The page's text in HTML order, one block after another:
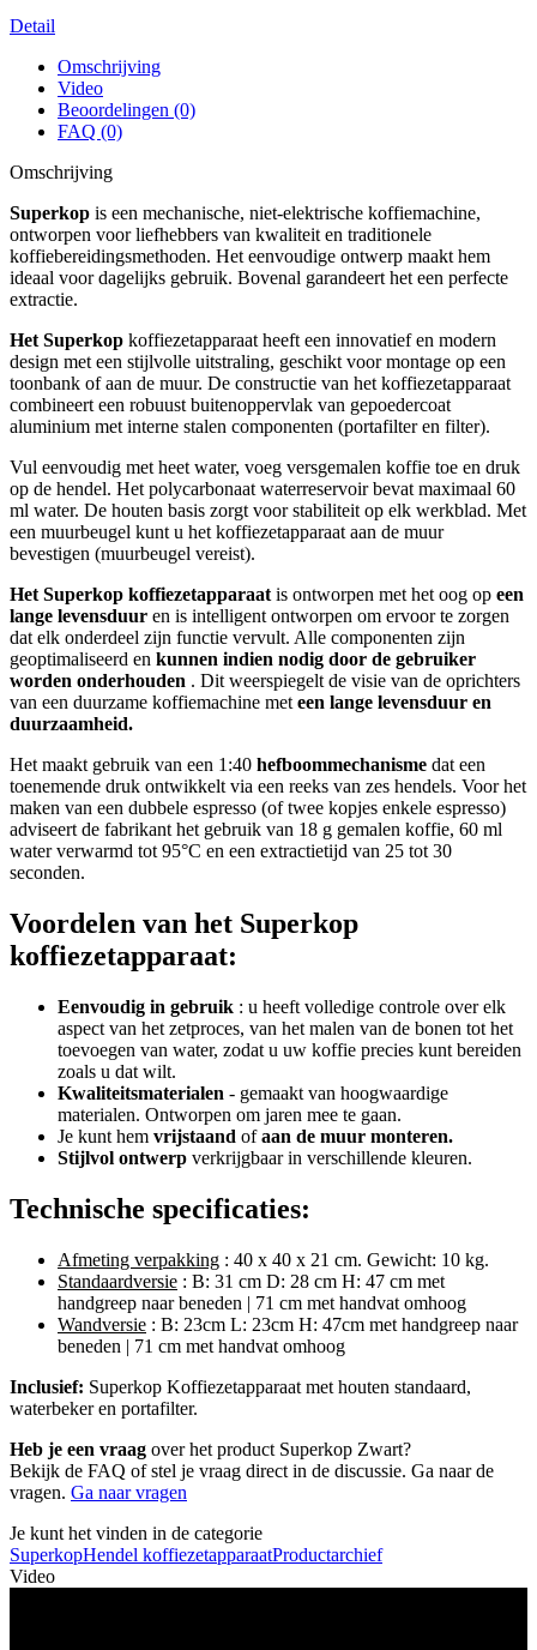
Detail
Omschrijving
Video
Beoordelingen (0)
FAQ (0)
Omschrijving
Superkop is een mechanische, niet-elektrische koffiemachine,
ontworpen voor liefhebbers van kwaliteit en traditionele
koffiebereidingsmethoden. Het eenvoudige ontwerp maakt hem
ideaal voor dagelijks gebruik. Bovenal garandeert het een perfecte
extractie.
Het Superkop koffiezetapparaat heeft een innovatief en modern
design met een stijlvolle uitstraling, geschikt voor montage op een
toonbank of aan de muur. De constructie van het koffiezetapparaat
combineert een robuust buitenoppervlak van gepoedercoat
aluminium met interne stalen componenten (portafilter en filter).
Vul eenvoudig met heet water, voeg versgemalen koffie toe en druk
op de hendel. Het polycarbonaat waterreservoir bevat maximaal 60
ml water. De houten basis zorgt voor stabiliteit op elk werkblad. Met
een muurbeugel kunt u het koffiezetapparaat aan de muur
bevestigen (muurbeugel vereist).
Het Superkop koffiezetapparaat is ontworpen met het oog op een
lange levensduur en is intelligent ontworpen om ervoor te zorgen
dat elk onderdeel zijn functie vervult. Alle componenten zijn
geoptimaliseerd en kunnen indien nodig door de gebruiker
worden onderhouden . Dit weerspiegelt de visie van de oprichters
van een duurzame koffiemachine met een lange levensduur en
duurzaamheid.
Het maakt gebruik van een 1:40 hefboommechanisme dat een
toenemende druk ontwikkelt via een reeks van zes hendels. Voor het
maken van een dubbele espresso (of twee kopjes enkele espresso)
adviseert de fabrikant het gebruik van 18 g gemalen koffie, 60 ml
water verwarmd tot 95°C en een extractietijd van 25 tot 30
seconden.
Voordelen van het Superkop
koffiezetapparaat:
Eenvoudig in gebruik : u heeft volledige controle over elk
aspect van het zetproces, van het malen van de bonen tot het
toevoegen van water, zodat u uw koffie precies kunt bereiden
zoals u dat wilt.
Kwaliteitsmaterialen - gemaakt van hoogwaardige
materialen. Ontworpen om jaren mee te gaan.
Je kunt hem vrijstaand ofaan de muur monteren.
Stijlvol ontwerp verkrijgbaar in verschillende kleuren.
Technische specificaties:
Afmeting verpakking : 40 x 40 x 21 cm. Gewicht: 10 kg.
Standaardversie : B: 31 cm D: 28 cm H: 47 cm met
handgreep naar beneden | 71 cm met handvat omhoog
Wandversie : B: 23cm L: 23cm H: 47cm met handgreep naar
beneden | 71 cm met handvat omhoog
Inclusief: Superkop Koffiezetapparaat met houten standaard,
waterbeker en portafilter.
Heb je een vraag over het product Superkop Zwart?
Bekijk de FAQ of stel je vraag direct in de discussie. Ga naar de
vragen. Ga naar vragen
Je kunt het vinden in de categorie
SuperkopHendel koffiezetapparaatProductarchief
Video